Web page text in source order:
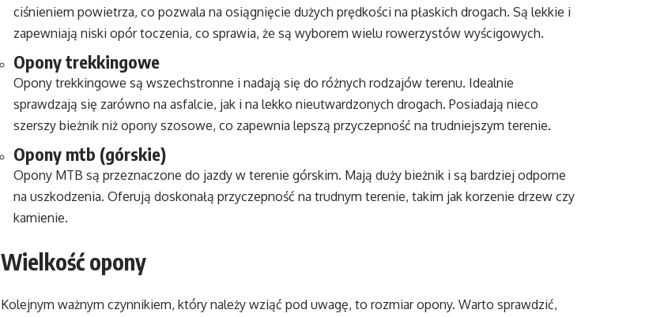
ciśnieniem powietrza, co pozwala na osiągnięcie dużych prędkości na płaskich drogach. Są lekkie i
zapewniają niski opór toczenia, co sprawia, że są wyborem wielu rowerzystów wyścigowych.
Opony trekkingowe
Opony trekkingowe są wszechstronne i nadają się do różnych rodzajów terenu. Idealnie
sprawdzają się zarówno na asfalcie, jak i na lekko nieutwardzonych drogach. Posiadają nieco
szerszy bieżnik niż opony szosowe, co zapewnia lepszą przyczepność na trudniejszym terenie.
Opony mtb (górskie)
Opony MTB są przeznaczone do jazdy w terenie górskim. Mają duży bieżnik i są bardziej odporne
na uszkodzenia. Oferują doskonałą przyczepność na trudnym terenie, takim jak korzenie drzew czy
kamienie.
Wielkość opony
Kolejnym ważnym czynnikiem, który należy wziąć pod uwagę, to rozmiar opony. Warto sprawdzić,